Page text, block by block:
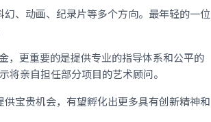
、动画、纪录片等多个方向。最年轻的一位
，更重要的是提供专业的指导体系和公平的
亲自担任部分项目的艺术顾问。
宝贵机会，有望孵化出更多具有创新精神和